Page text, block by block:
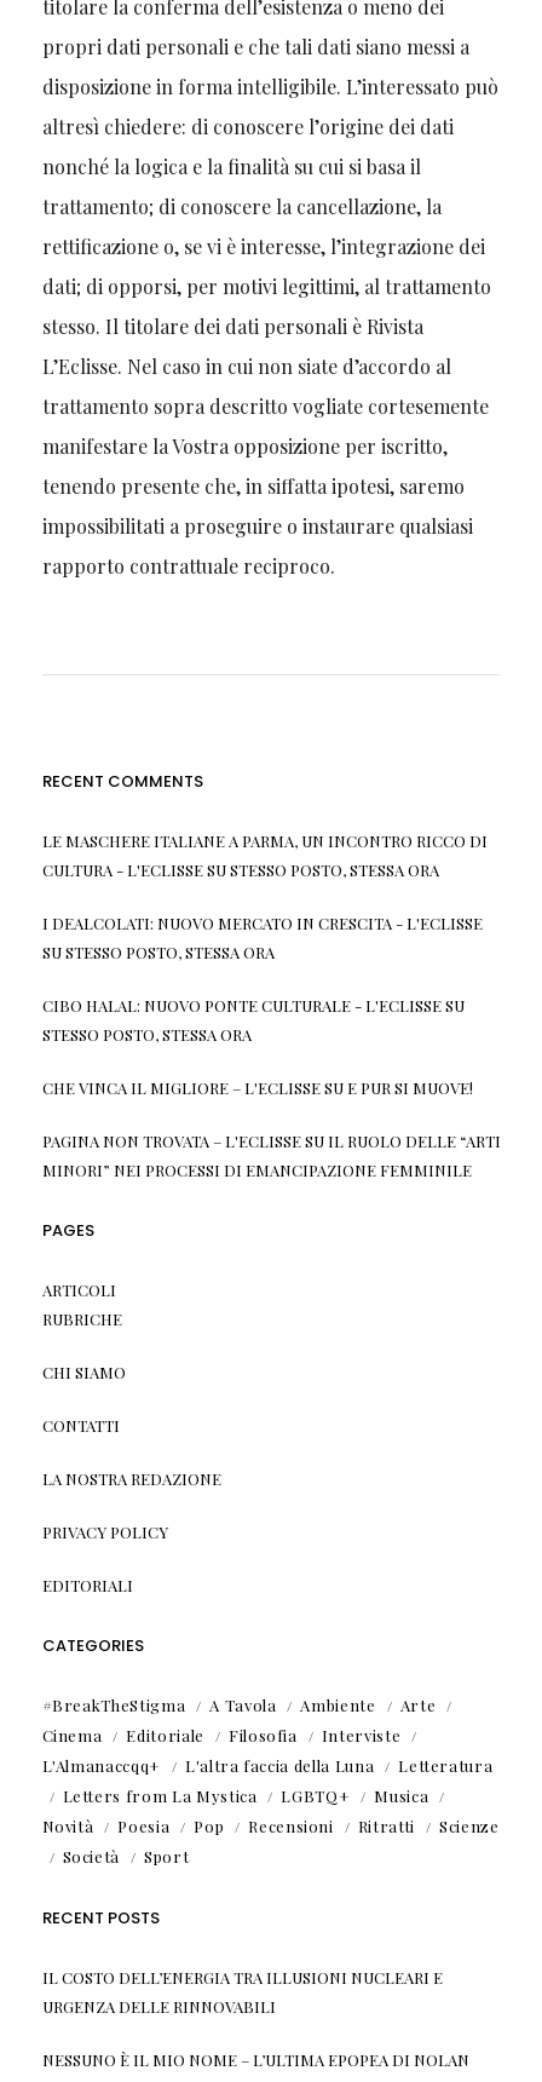
titolare la conferma dell’esistenza o meno dei
propri dati personali e che tali dati siano messi a
disposizione in forma intelligibile. L’interessato può
altresì chiedere: di conoscere l’origine dei dati
nonché la logica e la finalità su cui si basa il
trattamento; di conoscere la cancellazione, la
rettificazione o, se vi è interesse, l’integrazione dei
dati; di opporsi, per motivi legittimi, al trattamento
stesso. Il titolare dei dati personali è Rivista
L’Eclisse. Nel caso in cui non siate d’accordo al
trattamento sopra descritto vogliate cortesemente
manifestare la Vostra opposizione per iscritto,
tenendo presente che, in siffatta ipotesi, saremo
impossibilitati a proseguire o instaurare qualsiasi
rapporto contrattuale reciproco.
RECENT COMMENTS
LE MASCHERE ITALIANE A PARMA, UN INCONTRO RICCO DI
CULTURA - L'ECLISSESUSTESSO POSTO, STESSA ORA
I DEALCOLATI: NUOVO MERCATO IN CRESCITA - L'ECLISSE
SUSTESSO POSTO, STESSA ORA
CIBO HALAL: NUOVO PONTE CULTURALE - L'ECLISSESU
STESSO POSTO, STESSA ORA
CHE VINCA IL MIGLIORE – L'ECLISSESU E PUR SI MUOVE!
PAGINA NON TROVATA – L'ECLISSESU IL RUOLO DELLE “ARTI
MINORI” NEI PROCESSI DI EMANCIPAZIONE FEMMINILE
PAGES
ARTICOLI
RUBRICHE
CHI SIAMO
CONTATTI
LA NOSTRA REDAZIONE
PRIVACY POLICY
EDITORIALI
CATEGORIES
#BreakTheStigma A Tavola Ambiente
Arte
Cinema
Editoriale Filosofia
Interviste
L'Almanaccqq+
L'altra faccia della Luna
Letteratura
Letters from La Mystica
LGBTQ+
Musica
Novità
Poesia Pop Recensioni Ritratti
Scienze
Società
Sport
RECENT POSTS
IL COSTO DELL’ENERGIA TRA ILLUSIONI NUCLEARI E
URGENZA DELLE RINNOVABILI
NESSUNO È IL MIO NOME – L’ULTIMA EPOPEA DI NOLAN